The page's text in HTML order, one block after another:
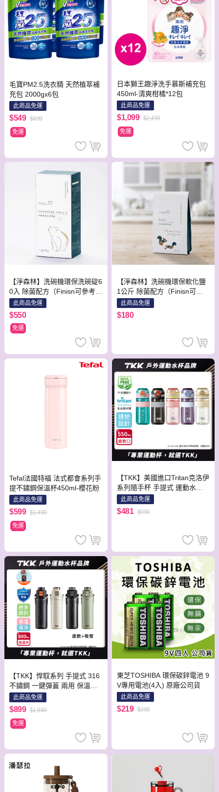
毛寶PM2.5洗衣精 天然植萃補
充包 2000gx6包
此商品免運
$549 $899
免運
日本獅王趣淨洗手慕斯補充包
450ml-清爽柑橘*12包
此商品免運
$1,099 $2,499
免運
【淨森林】洗碗機環保洗碗碇6
0入 除菌配方（Finisn可參考）
BOSCH ASKO
此商品免運
$550
免運
【淨森林】洗碗機環保軟化鹽
1公斤 除菌配方（Finisn可參
考）BOSCH ASKO 台灣製造
柑橘香
此商品免運
$180
Tefal法國特福 法式都會系列手
提不鏽鋼保溫杯450ml-櫻花粉
此商品免運
$599 $1,490
免運
【TKK】美國進口Tritan克洛伊
系列隨手杯 手提式 運動水壺5
50ML(直飲口設計)隨機色
此商品免運
$481 $990
【TKK】悍馭系列 手提式 316
不鏽鋼 一鍵彈蓋 兩用 保溫杯
運動水壺800ML(直飲+吸管)隨
機色
此商品免運
$899 $1,680
免運
東芝TOSHIBA 環保碳鋅電池 9
V專用電池(4入) 原廠公司貨
此商品免運
$219 $390